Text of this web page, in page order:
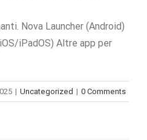
Nova Launcher (Android)
iPadOS) Altre app per
| Uncategorized | 0 Comments